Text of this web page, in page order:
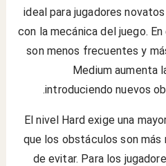
ideal para jugadores
con la mecánica del juego.
son menos frecuentes y
Medium aumenta
introduciendo nuevos
El nivel Hard exige una
que los obstáculos son
de evitar. Para los